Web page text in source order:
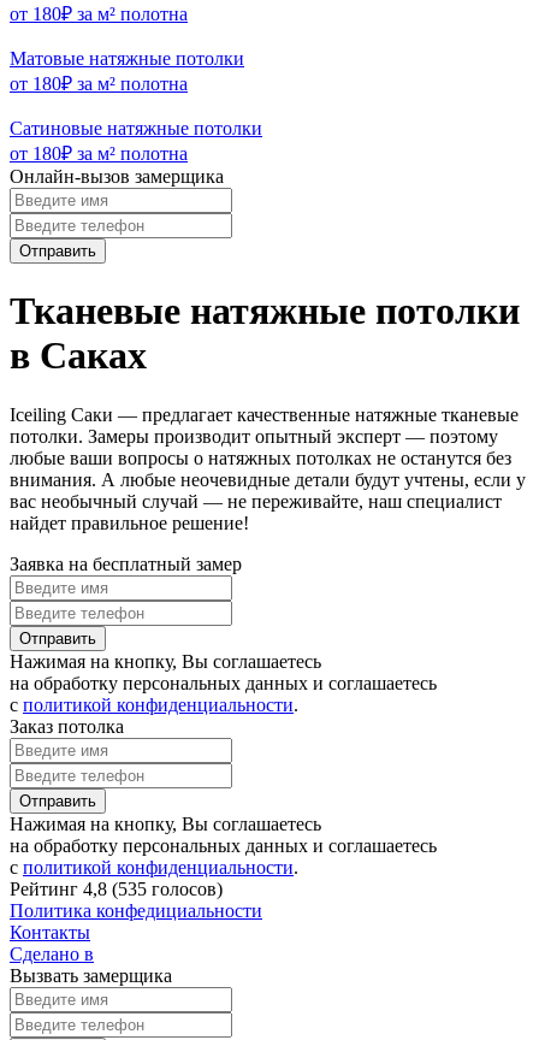
от 180₽ за м² полотна
Матовые натяжные потолки
от 180₽ за м² полотна
Сатиновые натяжные потолки
от 180₽ за м² полотна
Онлайн-вызов замерщика
Отправить
Тканевые натяжные потолки
в Саках
Iceiling Саки — предлагает качественные натяжные тканевые
потолки. Замеры производит опытный эксперт — поэтому
любые ваши вопросы о натяжных потолках не останутся без
внимания. А любые неочевидные детали будут учтены, если у
вас необычный случай — не переживайте, наш специалист
найдет правильное решение!
Заявка на бесплатный замер
Отправить
Нажимая на кнопку, Вы соглашаетесь
на обработку персональных данных и соглашаетесь
с политикой конфиденциальности.
Заказ потолка
Отправить
Нажимая на кнопку, Вы соглашаетесь
на обработку персональных данных и соглашаетесь
с политикой конфиденциальности.
Рейтинг 4,8 (535 голосов)
Политика конфедициальности
Контакты
Сделано в
Вызвать замерщика